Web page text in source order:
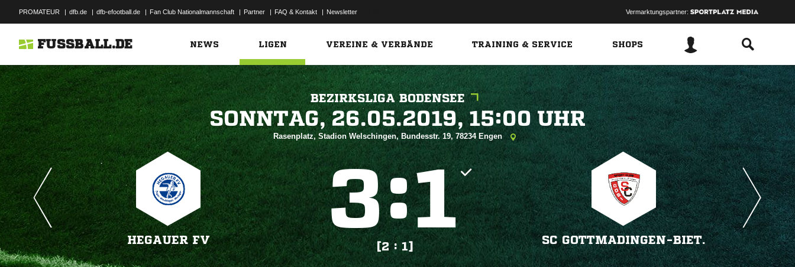
PROMATEUR | dfb.de | dfb-efootball.de | Fan Club Nationalmannschaft | Partner | FAQ & Kontakt | Newsletter Vermarktungspartner:
FUSSBALL.DE NEWS LIGEN VEREINE & VERBÄNDE TRAINING & SERVICE SHOPS
BEZIRKSLIGA BODENSEE
   
Rasenplatz, Stadion Welschingen, Bundesstr. 19, 78234 Engen
HEGAUER FV
:
[2 : 1]
SC GOTTMADINGEN-BIET.